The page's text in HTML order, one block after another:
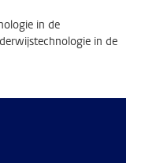
in de
in de